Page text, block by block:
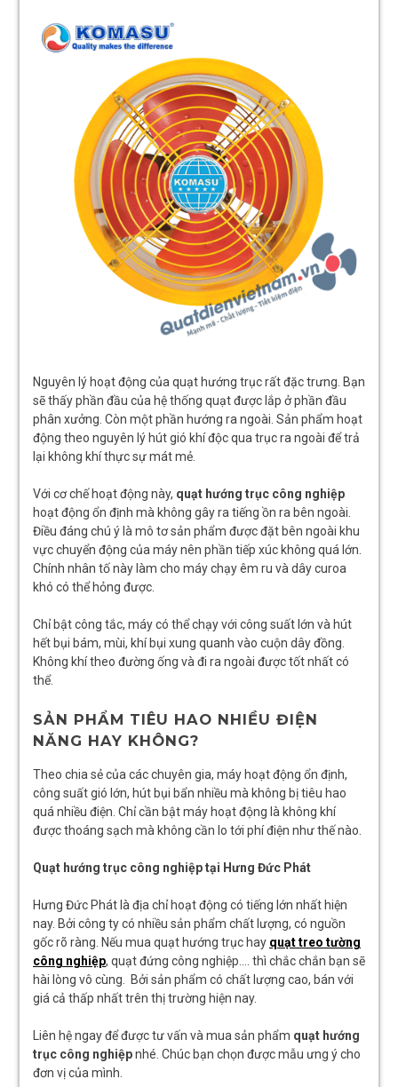
Nguyên lý hoạt động của quạt hướng trục rất đặc trưng. Bạn
sẽ thấy phần đầu của hệ thống quạt được lắp ở phần đầu
phân xưởng. Còn một phần hướng ra ngoài. Sản phẩm hoạt
động theo nguyên lý hút gió khí độc qua trục ra ngoài để trả
lại không khí thực sự mát mẻ.
Với cơ chế hoạt động này, quạt hướng trục công nghiệp
hoạt động ổn định mà không gây ra tiếng ồn ra bên ngoài.
Điều đáng chú ý là mô tơ sản phẩm được đặt bên ngoài khu
vực chuyển động của máy nên phần tiếp xúc không quá lớn.
Chính nhân tố này làm cho máy chạy êm ru và dây curoa
khó có thể hỏng được.
Chỉ bật công tắc, máy có thể chạy với công suất lớn và hút
hết bụi bám, mùi, khí bụi xung quanh vào cuộn dây đồng.
Không khí theo đường ống và đi ra ngoài được tốt nhất có
thể.
SẢN PHẨM TIÊU HAO NHIỀU ĐIỆN
NĂNG HAY KHÔNG?
Theo chia sẻ của các chuyên gia, máy hoạt động ổn định,
công suất gió lớn, hút bụi bẩn nhiều mà không bị tiêu hao
quá nhiều điện. Chỉ cần bật máy hoạt động là không khí
được thoáng sạch mà không cần lo tới phí điện như thế nào.
Quạt hướng trục công nghiệp tại Hưng Đức Phát
Hưng Đức Phát là địa chỉ hoạt động có tiếng lớn nhất hiện
nay. Bởi công ty có nhiều sản phẩm chất lượng, có nguồn
gốc rõ ràng. Nếu mua quạt hướng trục hay quạt treo tường
công nghiệp, quạt đứng công nghiệp…. thì chắc chắn bạn sẽ
hài lòng vô cùng. Bởi sản phẩm có chất lượng cao, bán với
giá cả thấp nhất trên thị trường hiện nay.
Liên hệ ngay để được tư vấn và mua sản phẩm quạt hướng
trục công nghiệpnhé. Chúc bạn chọn được mẫu ưng ý cho
đơn vị của mình.